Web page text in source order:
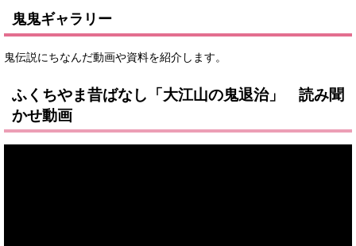
鬼鬼ギャラリー
鬼伝説にちなんだ動画や資料を紹介します。
ふくちやま昔ばなし「大江山の鬼退治」 読み聞
かせ動画